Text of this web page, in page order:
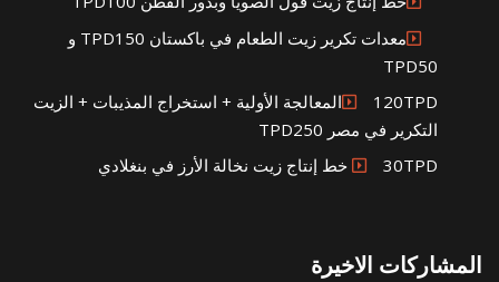
معدات تكرير زيت الطعام في باكستان TPD150 و
TPD50
120TPDالمعالجة الأولية + استخراج المذيبات + الزيت
التكرير في مصر TPD250
30TPD خط إنتاج زيت نخالة الأرز في بنغلادي
المشاركات الاخيرة